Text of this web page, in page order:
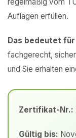
Auflagen erfüllen.
Das bedeutet für
fachgerecht,
und Sie erhalten
Zertifikat-Nr.:
Gültig bis: